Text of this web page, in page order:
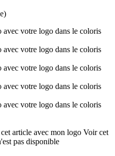
article avec mon logo Voir cet
pas disponible